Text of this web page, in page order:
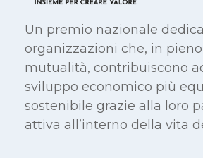
Un premio nazionale
organizzazioni che, in
mutualità, contribuiscono
sviluppo economico più
sostenibile grazie alla loro
attiva all’interno della vita